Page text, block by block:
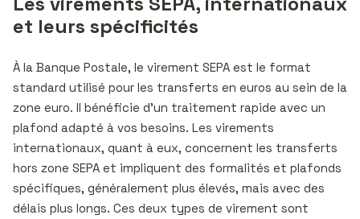
et leurs spécificités
À la Banque Postale, le virement SEPA est le format
standard utilisé pour les transferts en euros au sein de la
zone euro. Il bénéficie d’un traitement rapide avec un
plafond adapté à vos besoins. Les virements
internationaux, quant à eux, concernent les transferts
hors zone SEPA et impliquent des formalités et plafonds
spécifiques, généralement plus élevés, mais avec des
délais plus longs. Ces deux types de virement sont